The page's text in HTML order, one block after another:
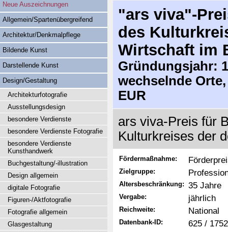
"ars viva"-
des
Wirtschaft im
Gründungsjahr:
wechselnde
EUR
ars viva-Preis für
Kulturkreises der
Fördermaßnahme:
Zielgruppe:
Altersbeschränkung: 35 Jahre
Vergabe: jährlich
Reichweite: National
Datenbank-ID: 625 / 1752
Neue Auszeichnungen
Allgemein/Spartenübergreifend
Architektur/Denkmalpflege
Bildende Kunst
Darstellende Kunst
Design/Gestaltung
Architekturfotografie
Ausstellungsdesign
besondere Verdienste
besondere Verdienste Fotografie
besondere Verdienste
Kunsthandwerk
Buchgestaltung/-illustration
Design allgemein
digitale Fotografie
Figuren-/Aktfotografie
Fotografie allgemein
Glasgestaltung